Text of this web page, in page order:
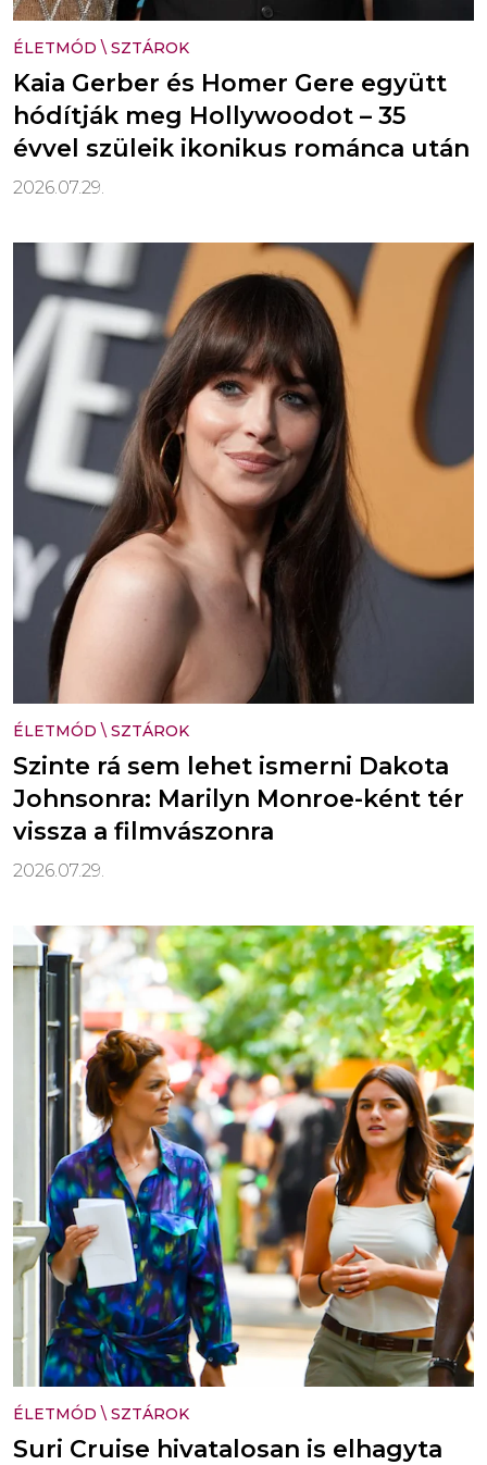
ÉLETMÓD \ SZTÁROK
Kaia Gerber és Homer Gere együtt
hódítják meg Hollywoodot – 35
évvel szüleik ikonikus románca után
2026.07.29.
ÉLETMÓD \ SZTÁROK
Szinte rá sem lehet ismerni Dakota
Johnsonra: Marilyn Monroe-ként tér
vissza a filmvászonra
2026.07.29.
ÉLETMÓD \ SZTÁROK
Suri Cruise hivatalosan is elhagyta